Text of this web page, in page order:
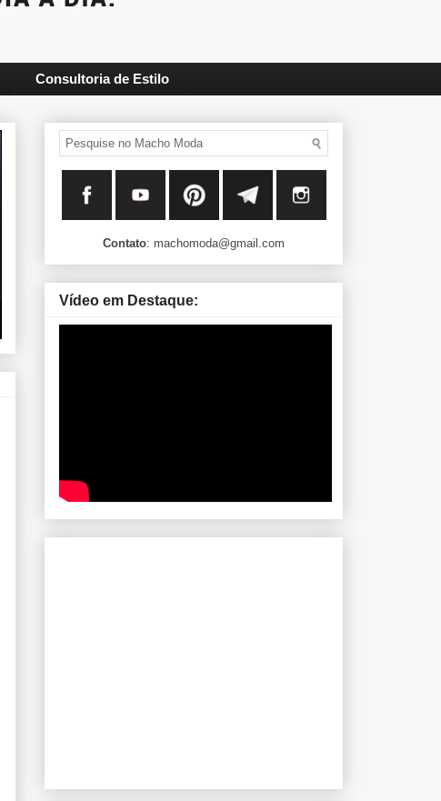
Consultoria de Estilo
Contato: machomoda@gmail.com
Vídeo em Destaque: